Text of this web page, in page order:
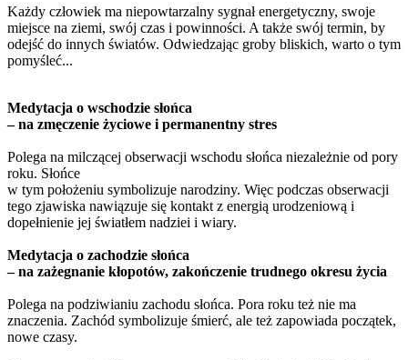
Każdy człowiek ma niepowtarzalny sygnał energetyczny, swoje
miejsce na ziemi, swój czas i powinności. A także swój termin, by
odejść do innych światów. Odwiedzając groby bliskich, warto o tym
pomyśleć...
Medytacja o wschodzie słońca
– na zmęczenie życiowe i permanentny stres
Polega na milczącej obserwacji wschodu słońca niezależnie od pory
roku. Słońce
w tym położeniu symbolizuje narodziny. Więc podczas obserwacji
tego zjawiska nawiązuje się kontakt z energią urodzeniową i
dopełnienie jej światłem nadziei i wiary.
Medytacja o zachodzie słońca
– na zażegnanie kłopotów, zakończenie trudnego okresu życia
Polega na podziwianiu zachodu słońca. Pora roku też nie ma
znaczenia. Zachód symbolizuje śmierć, ale też zapowiada początek,
nowe czasy.